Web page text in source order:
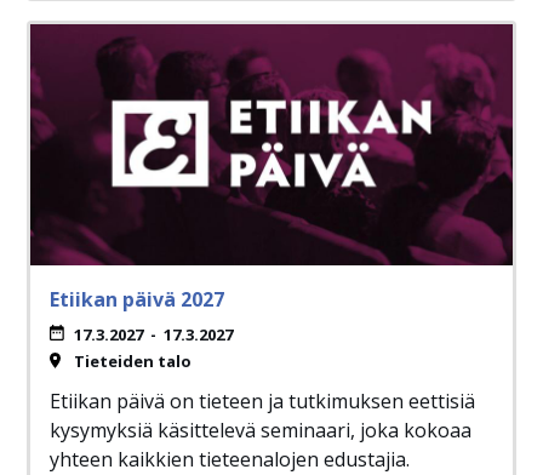
Etiikan päivä 2027
17.3.2027- 17.3.2027
Tieteiden talo
Etiikan päivä on tieteen ja tutkimuksen eettisiä
kysymyksiä käsittelevä seminaari, joka kokoaa
yhteen kaikkien tieteenalojen edustajia.